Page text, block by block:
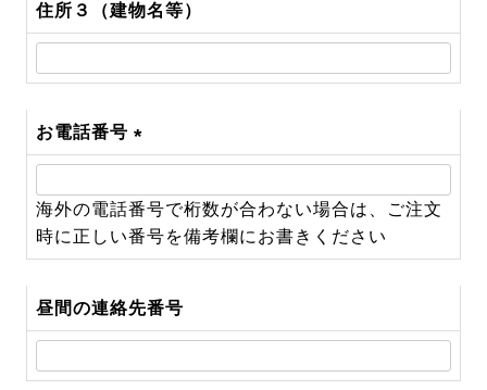
住所３（建物名等）
お電話番号
(必
須)
海外の電話番号で桁数が合わない場合は、ご注文
時に正しい番号を備考欄にお書きください
昼間の連絡先番号